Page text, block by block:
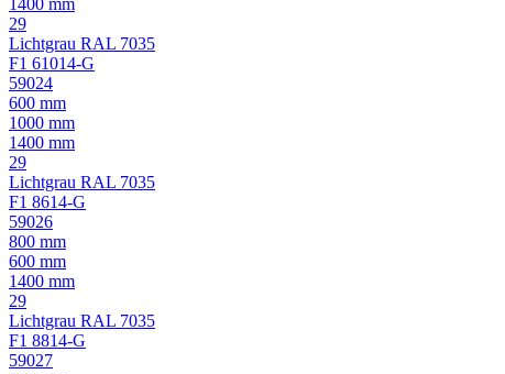
1400 mm
29
Lichtgrau RAL 7035
F1 61014-G
59024
600 mm
1000 mm
1400 mm
29
Lichtgrau RAL 7035
F1 8614-G
59026
800 mm
600 mm
1400 mm
29
Lichtgrau RAL 7035
F1 8814-G
59027